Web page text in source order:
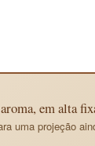
em alta
uma projeção